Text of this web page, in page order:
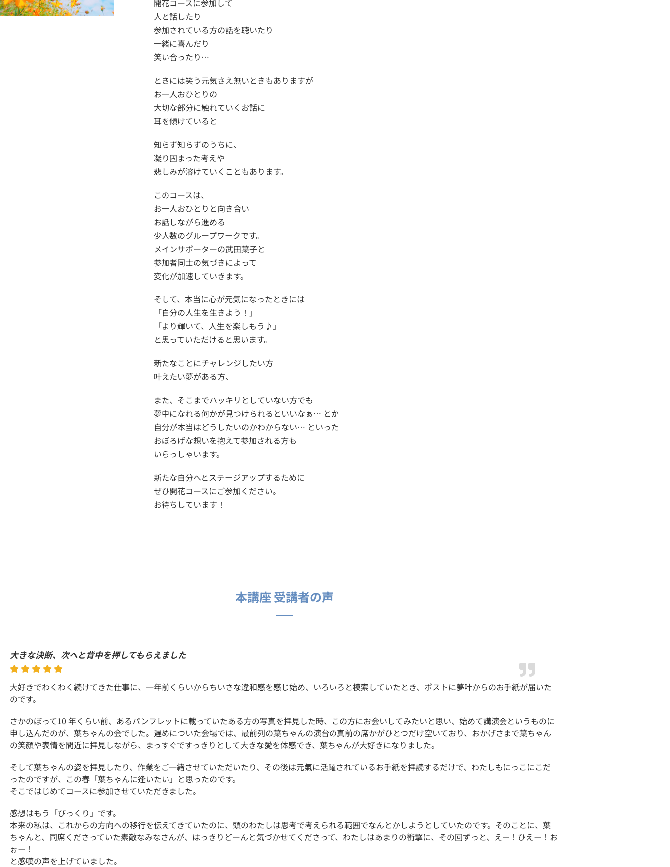
開花コースに参加して
人と話したり
参加されている方の話を聴いたり
一緒に喜んだり
笑い合ったり…
ときには笑う元気さえ無いときもありますが
お一人おひとりの
大切な部分に触れていくお話に
耳を傾けていると
知らず知らずのうちに、
凝り固まった考えや
悲しみが溶けていくこともあります。
このコースは、
お一人おひとりと向き合い
お話しながら進める
少人数のグループワークです。
メインサポーターの武田葉子と
参加者同士の気づきによって
変化が加速していきます。
そして、本当に心が元気になったときには
「自分の人生を生きよう！」
「より輝いて、人生を楽しもう♪」
と思っていただけると思います。
新たなことにチャレンジしたい方
叶えたい夢がある方、
また、そこまでハッキリとしていない方でも
夢中になれる何かが見つけられるといいなぁ… とか
自分が本当はどうしたいのかわからない… といった
おぼろげな想いを抱えて参加される方も
いらっしゃいます。
新たな自分へとステージアップするために
ぜひ開花コースにご参加ください。
お待ちしています！
本講座 受講者の声
大きな決断、次へと背中を押してもらえました
大好きでわくわく続けてきた仕事に、一年前くらいからちいさな違和感を感じ始め、いろいろと模索していたとき、ポストに夢叶からのお手紙が届いた
のです。
さかのぼって10 年くらい前、あるパンフレットに載っていたある方の写真を拝見した時、この方にお会いしてみたいと思い、始めて講演会というものに
申し込んだのが、葉ちゃんの会でした。遅めについた会場では、最前列の葉ちゃんの演台の真前の席かがひとつだけ空いており、おかげさまで葉ちゃん
の笑顔や表情を間近に拝見しながら、まっすぐですっきりとして大きな愛を体感でき、葉ちゃんが大好きになりました。
そして葉ちゃんの姿を拝見したり、作業をご一緒させていただいたり、その後は元氣に活躍されているお手紙を拝読するだけで、わたしもにっこにこだ
ったのですが、この春「葉ちゃんに逢いたい」と思ったのです。
そこではじめてコースに参加させていただきました。
感想はもう「びっくり」です。
本来の私は、これからの方向への移行を伝えてきていたのに、頭のわたしは思考で考えられる範囲でなんとかしようとしていたのです。そのことに、葉
ちゃんと、同席くださっていた素敵なみなさんが、はっきりどーんと気づかせてくださって、わたしはあまりの衝撃に、その回ずっと、えー！ひえー！お
ぉー！
と感嘆の声を上げていました。